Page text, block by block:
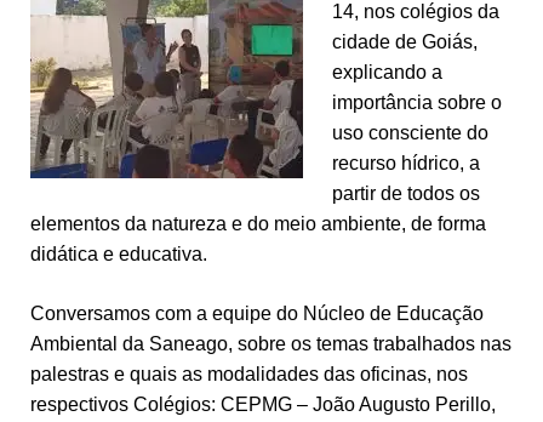
14, nos colégios da
cidade de Goiás,
explicando a
importância sobre o
uso consciente do
recurso hídrico, a
partir de todos os
elementos da natureza e do meio ambiente, de forma
didática e educativa.
Conversamos com a equipe do Núcleo de Educação
Ambiental da Saneago, sobre os temas trabalhados nas
palestras e quais as modalidades das oficinas, nos
respectivos Colégios: CEPMG – João Augusto Perillo,